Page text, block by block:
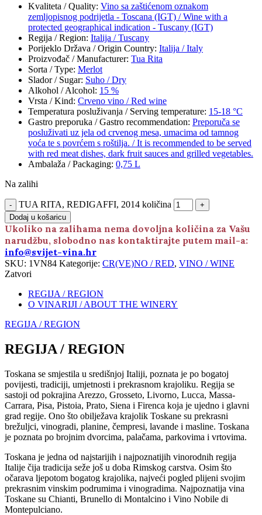
Kvaliteta / Quality: Vino sa zaštićenom oznakom
zemljopisnog podrijetla - Toscana (IGT) / Wine with a
protected geographical indication - Tuscany (IGT)
Regija / Region: Italija / Tuscany
Porijeklo Država / Origin Country: Italija / Italy
Proizvođač / Manufacturer: Tua Rita
Sorta / Type: Merlot
Slador / Sugar: Suho / Dry
Alkohol / Alcohol: 15 %
Vrsta / Kind: Crveno vino / Red wine
Temperatura posluživanja / Serving temperature: 15-18 °C
Gastro preporuka / Gastro recommendation: Preporuča se
posluživati uz jela od crvenog mesa, umacima od tamnog
voća te s povrćem s roštilja. / It is recommended to be served
with red meat dishes, dark fruit sauces and grilled vegetables.
Ambalaža / Packaging: 0,75 L
Na zalihi
TUA RITA, REDIGAFFI, 2014 količina
Dodaj u košaricu
Ukoliko na zalihama nema dovoljna količina za Vašu
narudžbu, slobodno nas kontaktirajte putem mail-a:
info@svijet-vina.hr
SKU: 1VN84 Kategorije: CR(VE)NO / RED, VINO / WINE
Zatvori
REGIJA / REGION
O VINARIJI / ABOUT THE WINERY
REGIJA / REGION
REGIJA / REGION
Toskana se smjestila u središnjoj Italiji, poznata je po bogatoj
povijesti, tradiciji, umjetnosti i prekrasnom krajoliku. Regija se
sastoji od pokrajina Arezzo, Grosseto, Livorno, Lucca, Massa-
Carrara, Pisa, Pistoia, Prato, Siena i Firenca koja je ujedno i glavni
grad regije. Ono što obilježava krajolik Toskane su prekrasni
brežuljci, vinogradi, planine, čempresi, lavande i masline. Toskana
je poznata po brojnim dvorcima, palačama, parkovima i vrtovima.
Toskana je jedna od najstarijih i najpoznatijih vinorodnih regija
Italije čija tradicija seže još u doba Rimskog carstva. Osim što
očarava ljepotom bogatog krajolika, najveći pogled plijeni svojim
prekrasnim vinskim podrumima i vinogradima. Najpoznatija vina
Toskane su Chianti, Brunello di Montalcino i Vino Nobile di
Montepulciano.